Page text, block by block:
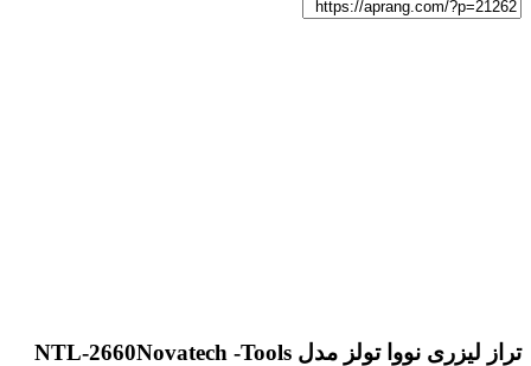
تراز لیزری نووا تولز مدل NTL-2660 Novatech -Tools